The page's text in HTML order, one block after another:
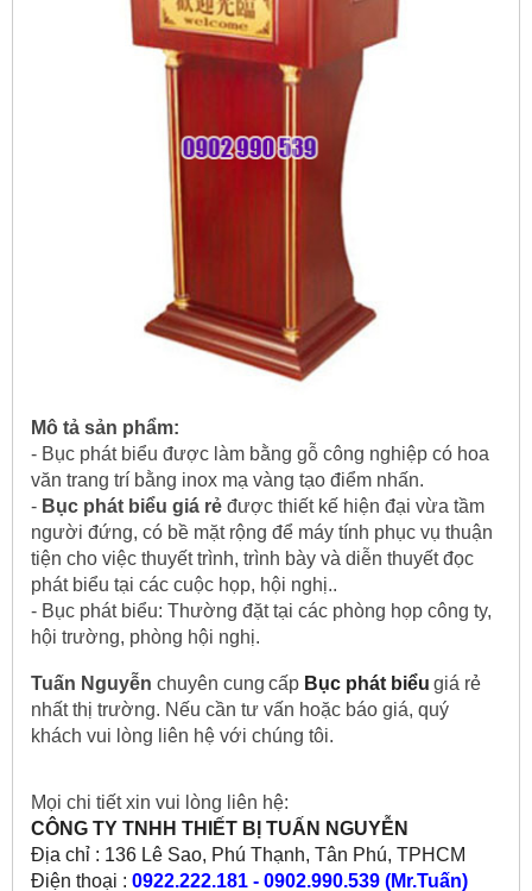
Mô tả sản phẩm:
- Bục phát biểu được làm bằng gỗ công nghiệp có hoa
văn trang trí bằng inox mạ vàng tạo điểm nhấn.
- Bục phát biểu giá rẻ được thiết kế hiện đại vừa tầm
người đứng, có bề mặt rộng để máy tính phục vụ thuận
tiện cho việc thuyết trình, trình bày và diễn thuyết đọc
phát biểu tại các cuộc họp, hội nghị..
- Bục phát biểu: Thường đặt tại các phòng họp công ty,
hội trường, phòng hội nghị.
Tuấn Nguyễn chuyên cung cấp Bục phát biểu giá rẻ
nhất thị trường. Nếu cần tư vấn hoặc báo giá, quý
khách vui lòng liên hệ với chúng tôi.
Mọi chi tiết xin vui lòng liên hệ:
CÔNG TY TNHH THIẾT BỊ TUẤN NGUYỄN
Địa chỉ : 136 Lê Sao, Phú Thạnh, Tân Phú, TPHCM
Điện thoại : 0922.222.181 - 0902.990.539 (Mr.Tuấn)